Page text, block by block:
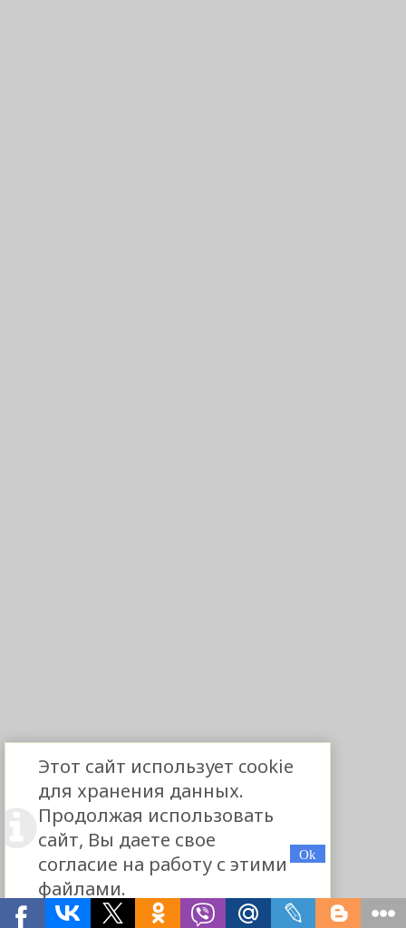
Этот сайт использует cookie
для хранения данных.
Продолжая использовать
сайт, Вы даете свое
согласие на работу с этими
файлами.